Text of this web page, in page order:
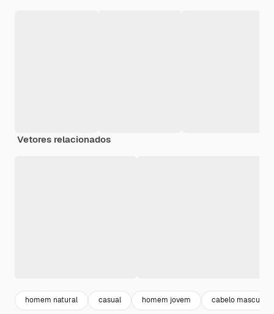
Vetores relacionados
homem natural casual homem jovem cabelo masculino